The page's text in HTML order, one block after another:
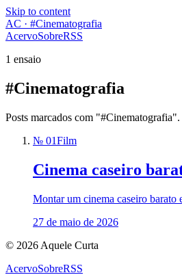
Skip to content
AC · #Cinematografia
AcervoSobreRSS
1 ensaio
#Cinematografia
Posts marcados com "#Cinematografia".
№ 01Film
Cinema caseiro
Montar um cinema caseiro barato
27 de maio de 2026
© 2026 Aquele Curta
AcervoSobreRSS